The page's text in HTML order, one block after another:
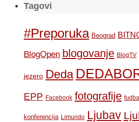
Tagovi
#Preporuka Beograd
BlogOpen blogovanje BlogTV
jezero Deda
EPP Facebook fotografije
konferencija Limundo Ljubav